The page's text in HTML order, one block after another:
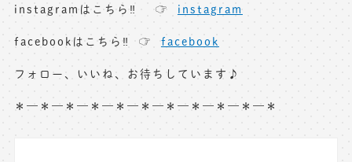
instagramはこちら‼︎ ☞ instagram
facebookはこちら‼︎ ☞ facebook
フォロー、いいね、お待ちしています♪
＊—＊—＊—＊—＊—＊—＊—＊—＊—＊—＊